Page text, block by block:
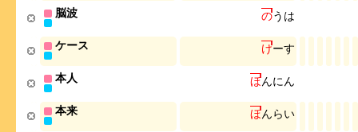
脳波 のう は
ケース けーす
本人 ほんに ん
本来 ほんらい